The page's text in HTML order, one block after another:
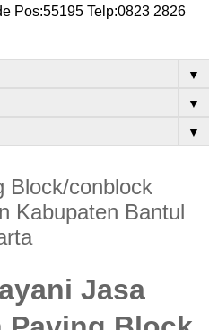
Pos:55195 Telp:0823 2826
▼
▼
▼
Block/conblock
Kabupaten Bantul
Jasa